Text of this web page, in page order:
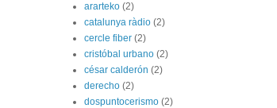
ararteko (2)
catalunya ràdio (2)
cercle fiber (2)
cristóbal urbano (2)
césar calderón (2)
derecho (2)
dospuntocerismo (2)